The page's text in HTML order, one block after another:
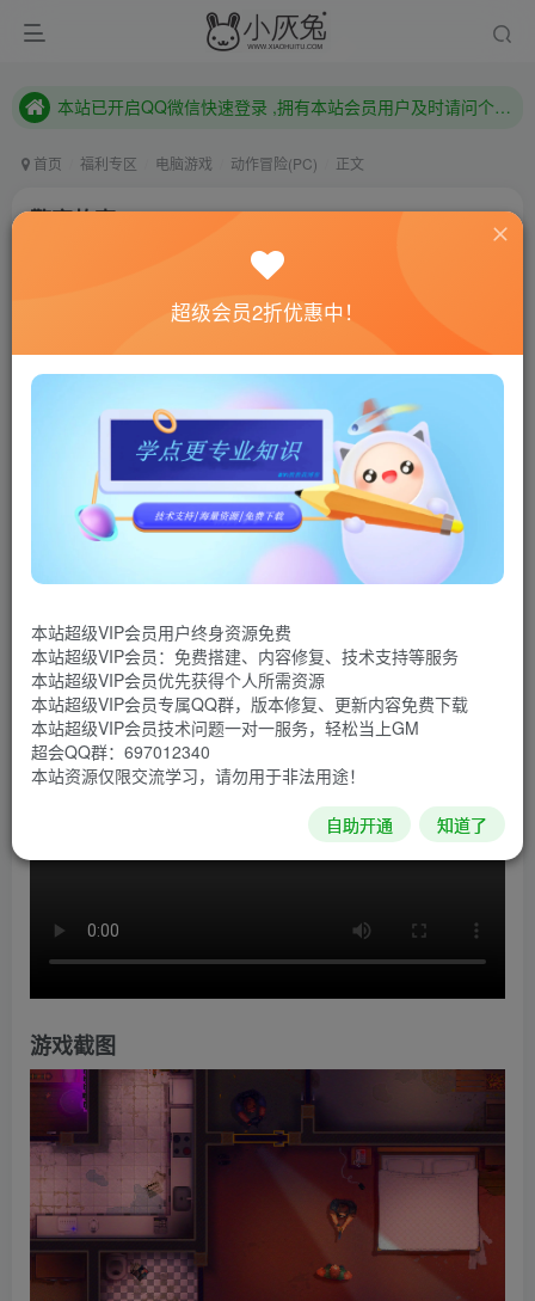
本站已开启QQ微信快速登录 ,拥有本站会员用户及时请问个人中心绑定！
本站已开启QQ微信快速登录 ,拥有本站会员用户及时请问个人中心绑定！
首页 福利专区 电脑游戏 动作冒险(PC) 正文
警察故事/Police Stories
联网教程： 内附教程
单机教程： 内附教程
不懂的话联系客服！！！
本站的资源转载自国内外各大媒体和网络，仅供试玩体
验。如果您喜欢该游戏内容，请支持正版 →→→正版购买
游戏介绍
《警察故事》是由Mighty Morgan制作的一款俯视角射击
千幕独一无二的场景。还没有一款像素游戏像这样逼真和有
趣。
游戏视频
游戏截图
超级会员2折优惠中！
本站超级VIP会员用户终身资源免费
本站超级VIP会员：免费搭建、内容修复、技术支持等服务
本站超级VIP会员优先获得个人所需资源
本站超级VIP会员专属QQ群，版本修复、更新内容免费下载
本站超级VIP会员技术问题一对一服务，轻松当上GM
超会QQ群：697012340
本站资源仅限交流学习，请勿用于非法用途！
自助开通 知道了